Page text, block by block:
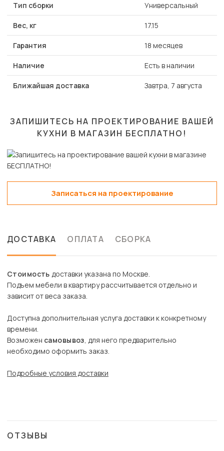
Тип сборки Универсальный
Вес, кг 17.15
Гарантия 18 месяцев
Наличие Есть в наличии
Ближайшая доставка Завтра, 7 августа
ЗАПИШИТЕСЬ НА ПРОЕКТИРОВАНИЕ ВАШЕЙ
КУХНИ В МАГАЗИН БЕСПЛАТНО!
Записаться на проектирование
ДОСТАВКА ОПЛАТА СБОРКА
Стоимость доставки указана по Москве.
Подъем мебели в квартиру рассчитывается отдельно и
зависит от веса заказа.
Доступна дополнительная услуга доставки к конкретному
времени.
Возможен самовывоз, для него предварительно
необходимо оформить заказ.
Подробные условия доставки
ОТЗЫВЫ